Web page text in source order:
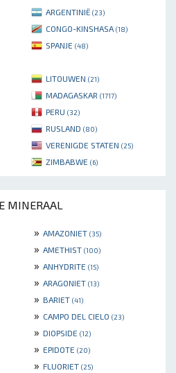
ARGENTINIË (23)
CONGO-KINSHASA (18)
SPANJE (48)
LITOUWEN (21)
MADAGASKAR (1717)
PERU (32)
RUSLAND (80)
VERENIGDE STATEN (25)
ZIMBABWE (6)
MINERAAL
» AMAZONIET (35)
» AMETHIST (100)
» ANHYDRITE (15)
» ARAGONIET (13)
» BARIET (41)
» CAMPO DEL CIELO (23)
» DIOPSIDE (12)
» EPIDOTE (20)
» FLUORIET (25)